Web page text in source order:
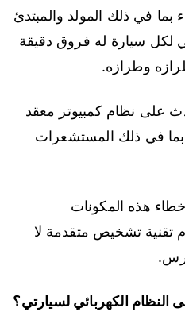
بما في ذلك المولد والمبتدئ
لكل سيارة له فروق دقيقة
وطرازه.
على نظام كمبيوتر معقد
في ذلك المستشعرات
هذه المكونات
تقنية تشخيص متقدمة لا
النظام الكهربائي لسيارتي؟